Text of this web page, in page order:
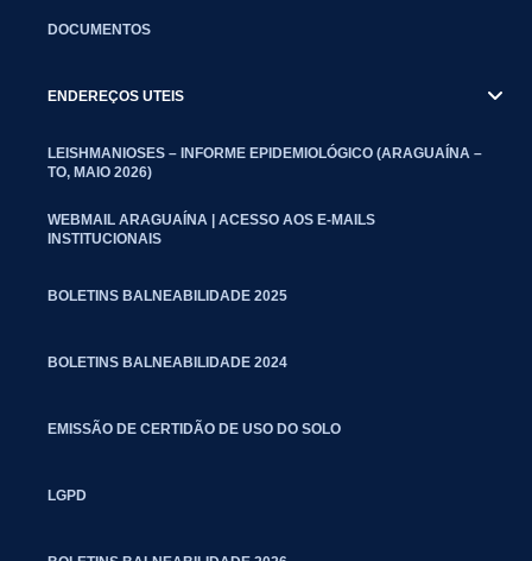
DOCUMENTOS
ENDEREÇOS UTEIS
LEISHMANIOSES – INFORME EPIDEMIOLÓGICO (ARAGUAÍNA –
TO, MAIO 2026)
WEBMAIL ARAGUAÍNA | ACESSO AOS E-MAILS
INSTITUCIONAIS
BOLETINS BALNEABILIDADE 2025
BOLETINS BALNEABILIDADE 2024
EMISSÃO DE CERTIDÃO DE USO DO SOLO
LGPD